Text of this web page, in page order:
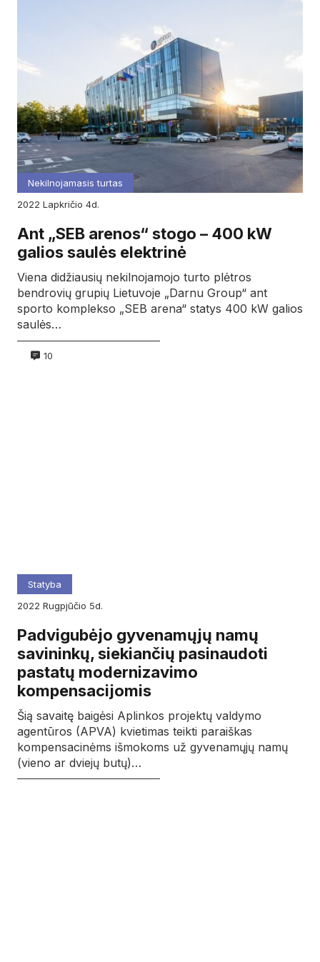
Nekilnojamasis turtas
2022
lapkričio 4d.
Ant „SEB arenos“ stogo – 400 kW
galios saulės elektrinė
Viena didžiausių nekilnojamojo turto plėtros
bendrovių grupių Lietuvoje „Darnu Group“ ant
sporto komplekso „SEB arena“ statys 400 kW galios
saulės…
10
Statyba
2022
rugpjūčio 5d.
Padvigubėjo gyvenamųjų namų
savininkų, siekiančių pasinaudoti
pastatų modernizavimo
kompensacijomis
Šią savaitę baigėsi Aplinkos projektų valdymo
agentūros (APVA) kvietimas teikti paraiškas
kompensacinėms išmokoms už gyvenamųjų namų
(vieno ar dviejų butų)…